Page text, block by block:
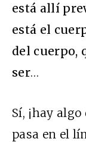
está allí
está el
del cuerpo,
ser…
Sí, ¡hay
pasa en el